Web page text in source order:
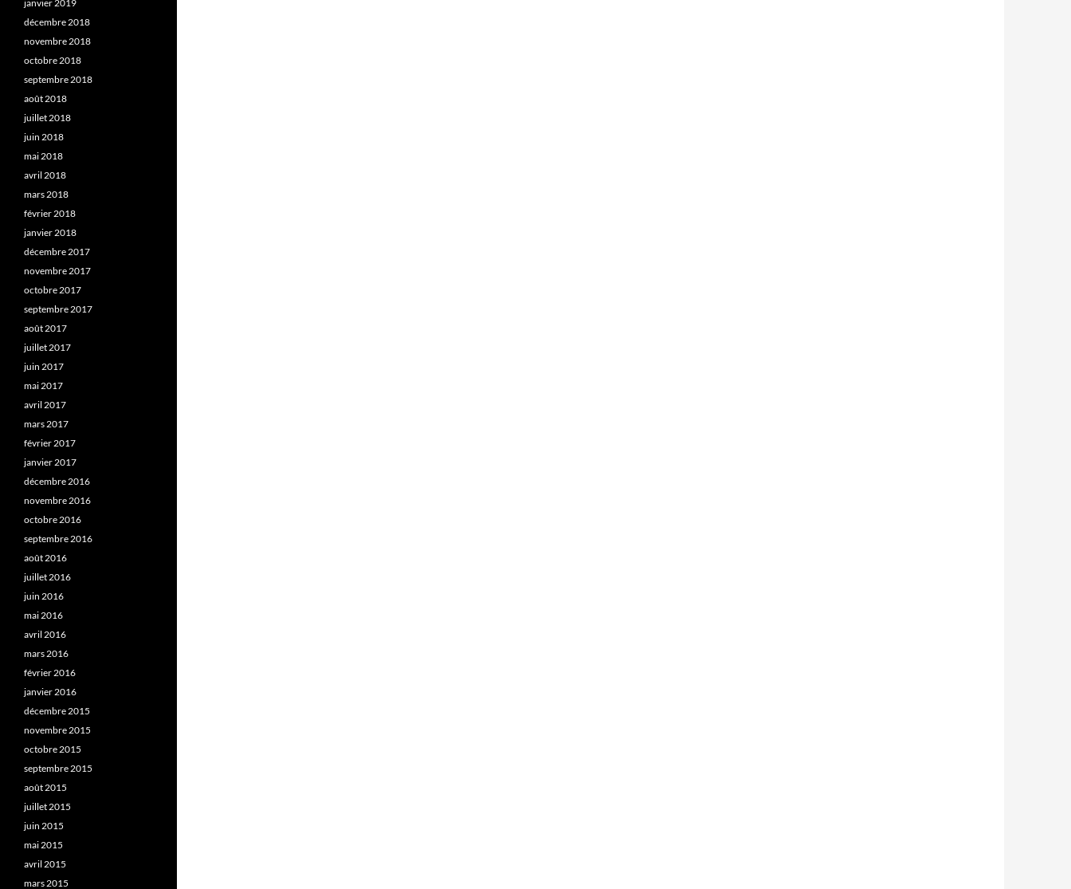
janvier 2019
décembre 2018
novembre 2018
octobre 2018
septembre 2018
août 2018
juillet 2018
juin 2018
mai 2018
avril 2018
mars 2018
février 2018
janvier 2018
décembre 2017
novembre 2017
octobre 2017
septembre 2017
août 2017
juillet 2017
juin 2017
mai 2017
avril 2017
mars 2017
février 2017
janvier 2017
décembre 2016
novembre 2016
octobre 2016
septembre 2016
août 2016
juillet 2016
juin 2016
mai 2016
avril 2016
mars 2016
février 2016
janvier 2016
décembre 2015
novembre 2015
octobre 2015
septembre 2015
août 2015
juillet 2015
juin 2015
mai 2015
avril 2015
mars 2015